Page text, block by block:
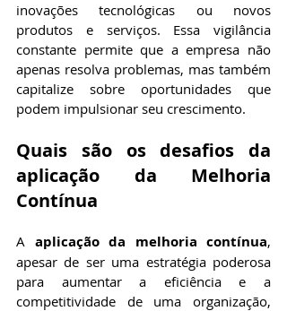
inovações tecnológicas ou novos
produtos e serviços. Essa vigilância
constante permite que a empresa não
apenas resolva problemas, mas também
capitalize sobre oportunidades que
podem impulsionar seu crescimento.
Quais são os desafios da
aplicação da Melhoria
Contínua
A aplicação da melhoria contínua,
apesar de ser uma estratégia poderosa
para aumentar a eficiência e a
competitividade de uma organização,